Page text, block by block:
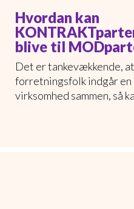
Hvordan kan
blive til
Det er tankevækkende,
forretningsfolk indgår en
virksomhed sammen, så